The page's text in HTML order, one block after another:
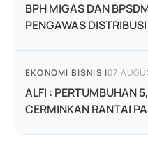
BPH MIGAS DAN
PENGAWAS
EKONOMI BISNIS |07
ALFI : PERTUMBUHAN
CERMINKAN RANTAI